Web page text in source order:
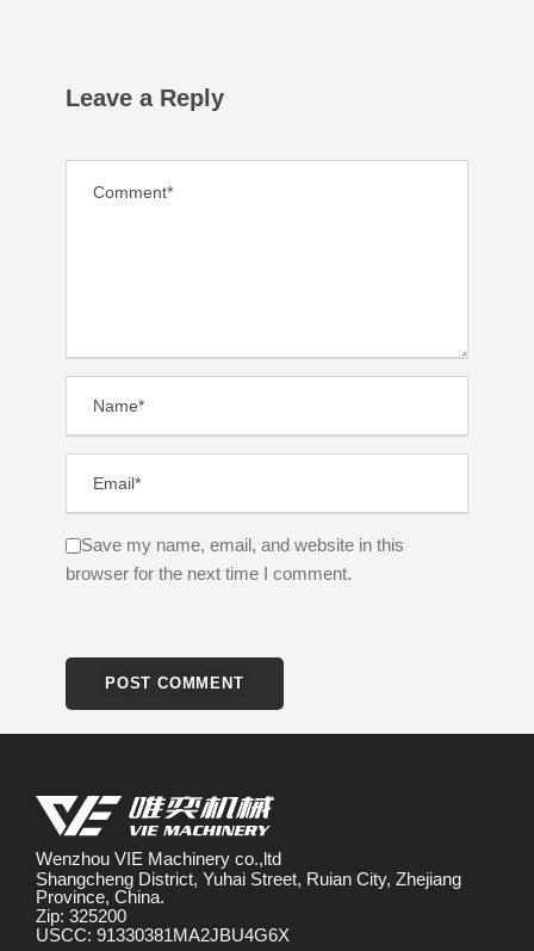
Leave a Reply
Save my name, email, and website in this
browser for the next time I comment.
Wenzhou VIE Machinery co.,ltd
Shangcheng District, Yuhai Street, Ruian City, Zhejiang
Province, China.
Zip: 325200
USCC: 91330381MA2JBU4G6X